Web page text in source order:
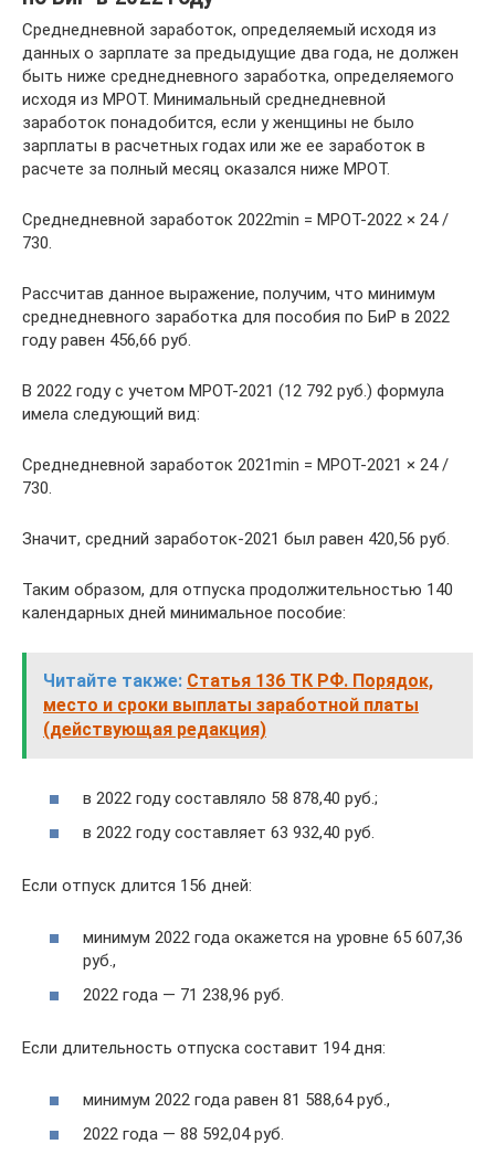
Среднедневной заработок, определяемый исходя из
данных о зарплате за предыдущие два года, не должен
быть ниже среднедневного заработка, определяемого
исходя из МРОТ. Минимальный среднедневной
заработок понадобится, если у женщины не было
зарплаты в расчетных годах или же ее заработок в
расчете за полный месяц оказался ниже МРОТ.
Среднедневной заработок 2022min = МРОТ-2022 × 24 /
730.
Рассчитав данное выражение, получим, что минимум
среднедневного заработка для пособия по БиР в 2022
году равен 456,66 руб.
В 2022 году с учетом МРОТ-2021 (12 792 руб.) формула
имела следующий вид:
Среднедневной заработок 2021min = МРОТ-2021 × 24 /
730.
Значит, средний заработок-2021 был равен 420,56 руб.
Таким образом, для отпуска продолжительностью 140
календарных дней минимальное пособие:
Читайте также: Статья 136 ТК РФ. Порядок,
место и сроки выплаты заработной платы
(действующая редакция)
в 2022 году составляло 58 878,40 руб.;
в 2022 году составляет 63 932,40 руб.
Если отпуск длится 156 дней:
минимум 2022 года окажется на уровне 65 607,36
руб.,
2022 года — 71 238,96 руб.
Если длительность отпуска составит 194 дня:
минимум 2022 года равен 81 588,64 руб.,
2022 года — 88 592,04 руб.